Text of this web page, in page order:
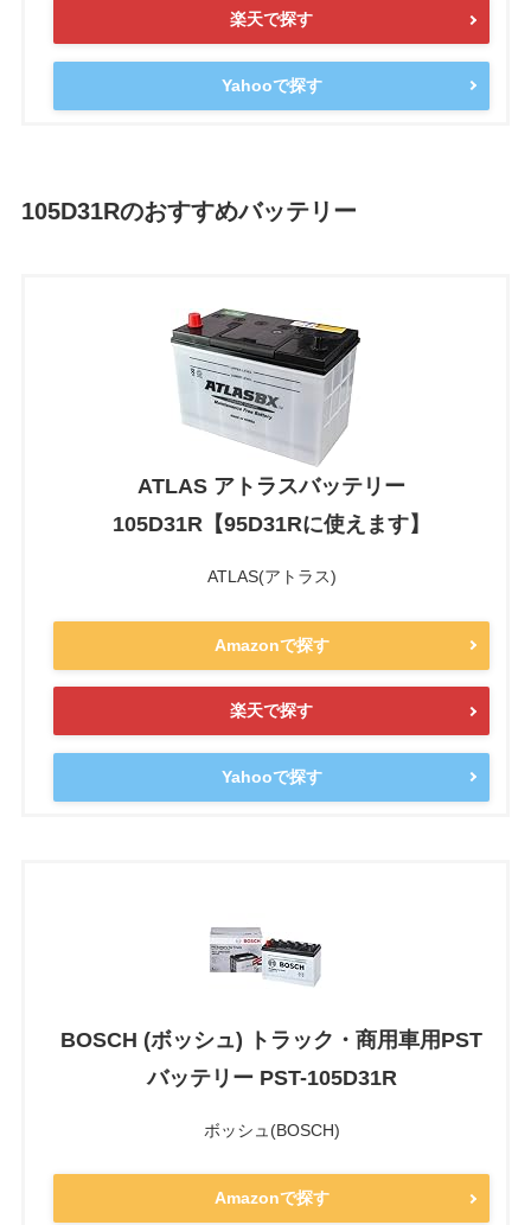
楽天で探す
Yahooで探す
105D31Rのおすすめバッテリー
ATLAS アトラスバッテリー
105D31R【95D31Rに使えます】
ATLAS(アトラス)
Amazonで探す
楽天で探す
Yahooで探す
BOSCH (ボッシュ) トラック・商用車用PST
バッテリー PST-105D31R
ボッシュ(BOSCH)
Amazonで探す